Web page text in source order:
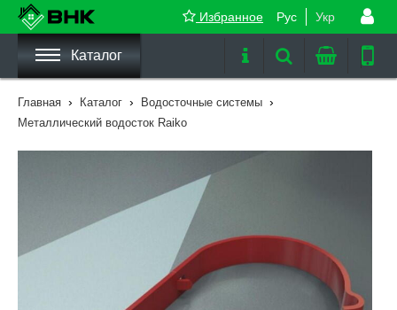
Рус Укр
Избранное
Каталог
Главная › Каталог › Водосточные системы ›
Металлический водосток Raiko